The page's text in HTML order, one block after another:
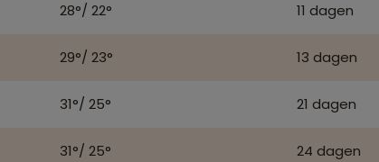
28°/ 22° 11 dagen
29°/ 23° 13 dagen
31°/ 25° 21 dagen
31°/ 25° 24 dagen